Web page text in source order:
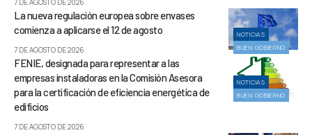
7 DE AGOSTO DE 2026
NOTICIAS
BUEN GOBIERNO
La nueva regulación europea sobre envases
comienza a aplicarse el 12 de agosto
7 DE AGOSTO DE 2026
NOTICIAS
BUEN GOBIERNO
FENIE, designada para representar a las
empresas instaladoras en la Comisión Asesora
para la certificación de eficiencia energética de
edificios
7 DE AGOSTO DE 2026